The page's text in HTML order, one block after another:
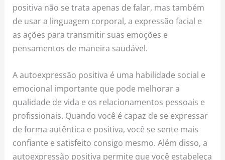
positiva não se trata apenas de falar, mas também
de usar a linguagem corporal, a expressão facial e
as ações para transmitir suas emoções e
pensamentos de maneira saudável.
A autoexpressão positiva é uma habilidade social e
emocional importante que pode melhorar a
qualidade de vida e os relacionamentos pessoais e
profissionais. Quando você é capaz de se expressar
de forma autêntica e positiva, você se sente mais
confiante e satisfeito consigo mesmo. Além disso, a
autoexpressão positiva permite que você estabeleça